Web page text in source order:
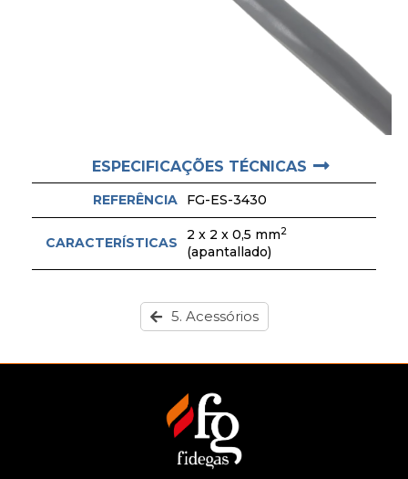
ESPECIFICAÇÕES TÉCNICAS
REFERÊNCIA FG-ES-3430
CARACTERÍSTICAS 2 x 2 x 0,5 mm2
(apantallado)
5. Acessórios